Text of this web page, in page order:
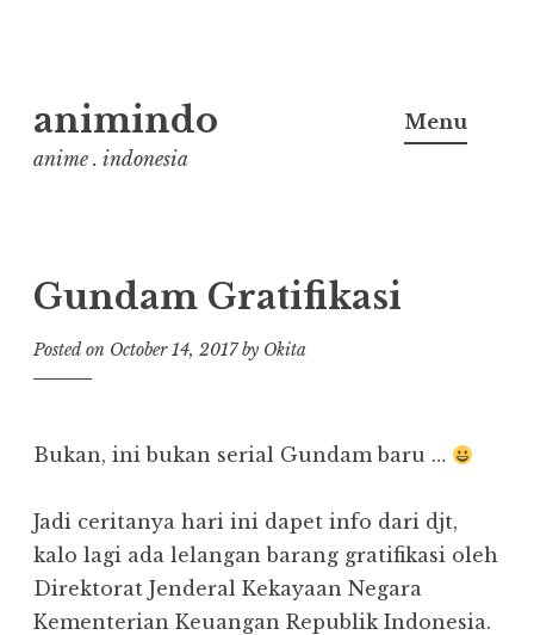
to
content
animindo
anime . indonesia
Menu
Gundam Gratifikasi
Posted on October 14, 2017by Okita
Bukan, ini bukan serial Gundam baru …
Jadi ceritanya hari ini dapet info dari djt,
kalo lagi ada lelangan barang gratifikasi oleh
Direktorat Jenderal Kekayaan Negara
Kementerian Keuangan Republik Indonesia.